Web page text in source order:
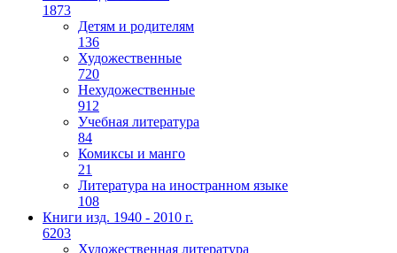
1873
Детям и родителям
136
Художественные
720
Нехудожественные
912
Учебная литература
84
Комиксы и манго
21
Литература на иностранном языке
108
Книги изд. 1940 - 2010 г.
6203
Художественная литература